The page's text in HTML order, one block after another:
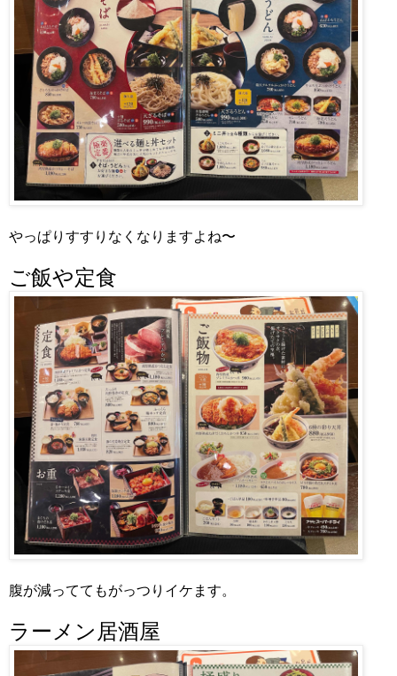
やっぱりすすりなくなりますよね〜
ご飯や定食
腹が減っててもがっつりイケます。
ラーメン居酒屋